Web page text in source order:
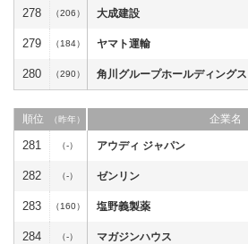
278 （206） 大成建設
279 （184） ヤマト運輸
280 （290） 角川グループホールディングス
順位 （昨年） 企業名
281 （-） アウディ ジャパン
282 （-） ゼンリン
283 （160） 塩野義製薬
284 （-） マガジンハウス